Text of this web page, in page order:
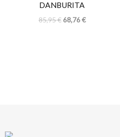
DANBURITA
85,95€ 68,76€